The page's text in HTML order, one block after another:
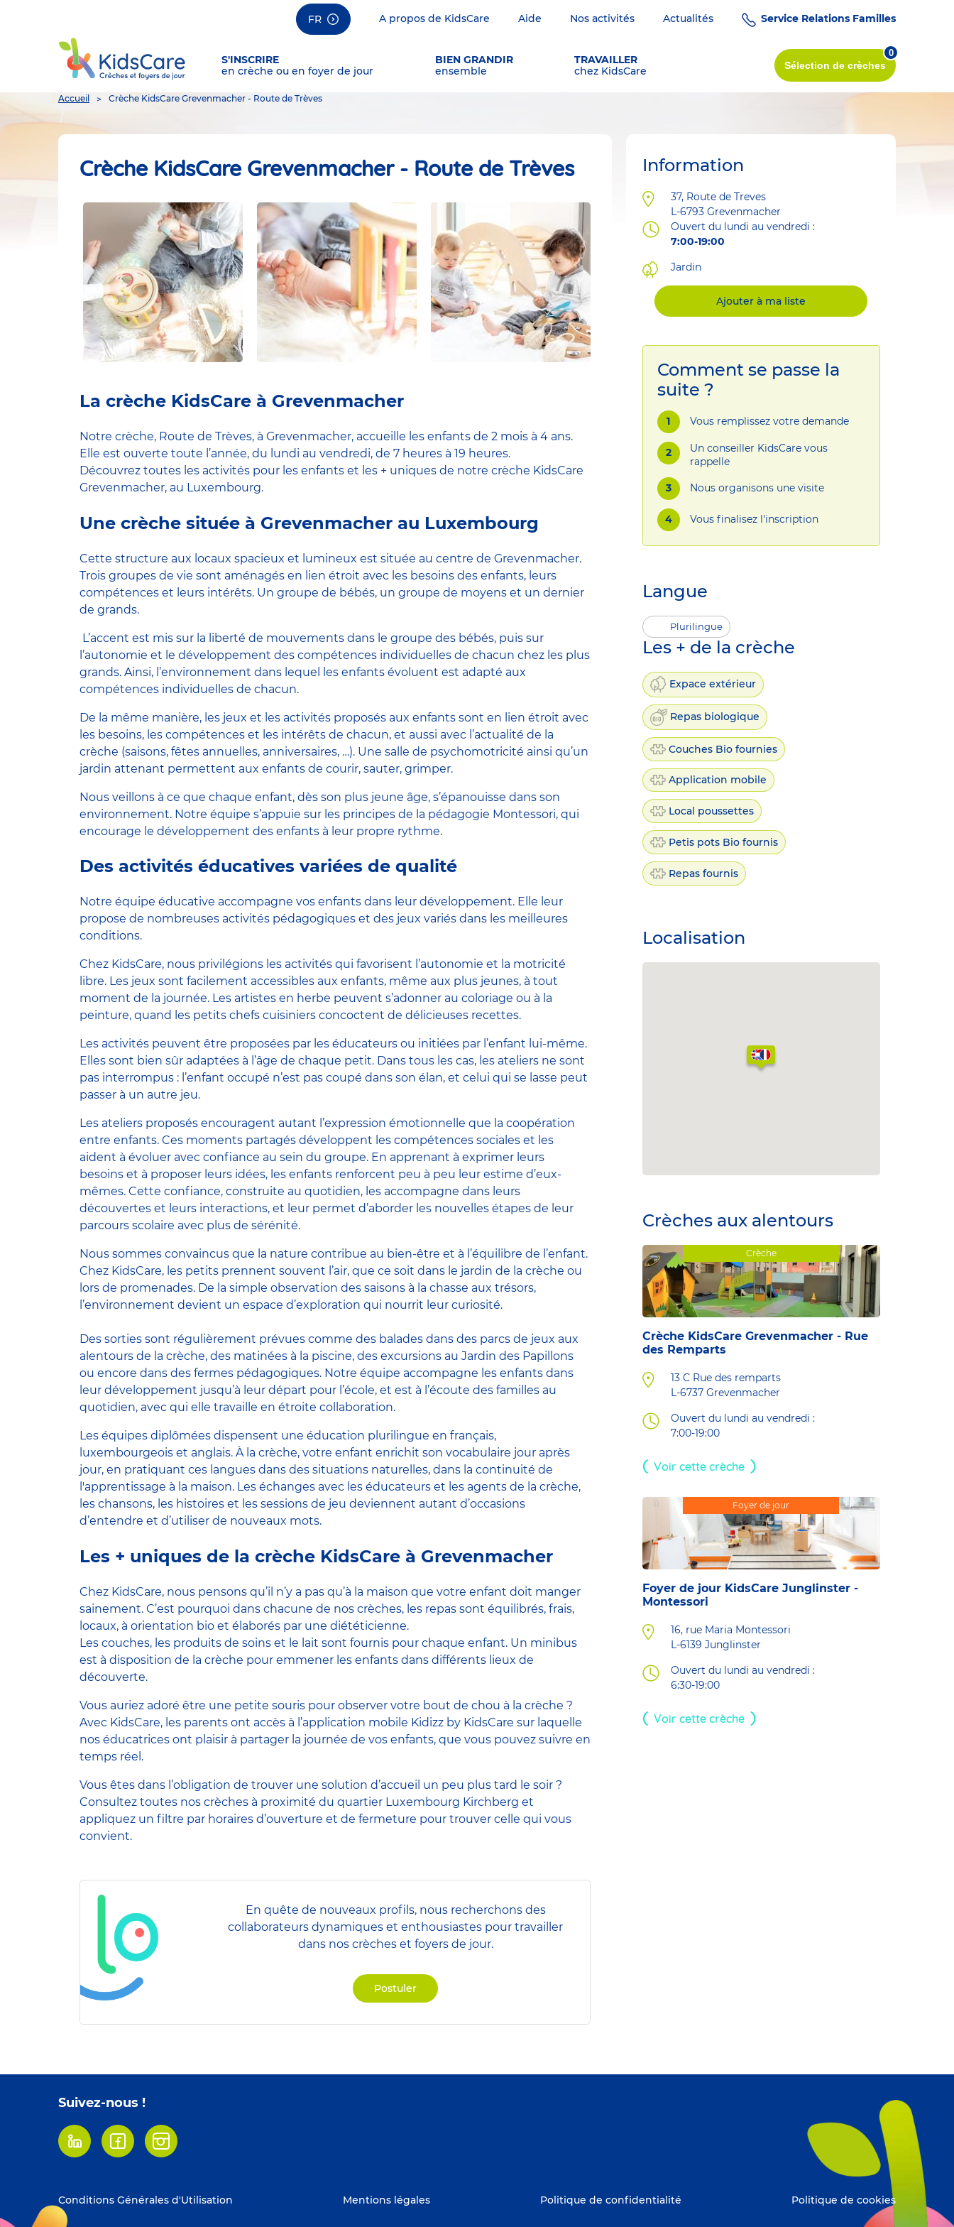
FR A propos de KidsCare Aide Nos activités Actualités Service Relations Familles
S'INSCRIRE
en crèche ou en foyer de jour
BIEN GRANDIR
ensemble
TRAVAILLER
chez KidsCare
Sélection de crèches
0
You
here
Accueil Crèche KidsCare Grevenmacher - Route de Trèves
Crèche KidsCare Grevenmacher - Route de Trèves
La crèche KidsCare à Grevenmacher
Notre crèche, Route de Trèves, à Grevenmacher, accueille les enfants de 2 mois à 4 ans.
Elle est ouverte toute l’année, du lundi au vendredi, de 7 heures à 19 heures.
Découvrez toutes les activités pour les enfants et les + uniques de notre crèche KidsCare
Grevenmacher, au Luxembourg.
Une crèche située à Grevenmacher au Luxembourg
Cette structure aux locaux spacieux et lumineux est située au centre de Grevenmacher.
Trois groupes de vie sont aménagés en lien étroit avec les besoins des enfants, leurs
compétences et leurs intérêts. Un groupe de bébés, un groupe de moyens et un dernier
de grands.
L’accent est mis sur la liberté de mouvements dans le groupe des bébés, puis sur
l’autonomie et le développement des compétences individuelles de chacun chez les plus
grands. Ainsi, l’environnement dans lequel les enfants évoluent est adapté aux
compétences individuelles de chacun.
De la même manière, les jeux et les activités proposés aux enfants sont en lien étroit avec
les besoins, les compétences et les intérêts de chacun, et aussi avec l’actualité de la
crèche (saisons, fêtes annuelles, anniversaires, …). Une salle de psychomotricité ainsi qu’un
jardin attenant permettent aux enfants de courir, sauter, grimper.
Nous veillons à ce que chaque enfant, dès son plus jeune âge, s’épanouisse dans son
environnement. Notre équipe s’appuie sur les principes de la pédagogie Montessori, qui
encourage le développement des enfants à leur propre rythme.
Des activités éducatives variées de qualité
Notre équipe éducative accompagne vos enfants dans leur développement. Elle leur
propose de nombreuses activités pédagogiques et des jeux variés dans les meilleures
conditions.
Chez KidsCare, nous privilégions les activités qui favorisent l’autonomie et la motricité
libre. Les jeux sont facilement accessibles aux enfants, même aux plus jeunes, à tout
moment de la journée. Les artistes en herbe peuvent s’adonner au coloriage ou à la
peinture, quand les petits chefs cuisiniers concoctent de délicieuses recettes.
Les activités peuvent être proposées par les éducateurs ou initiées par l’enfant lui-même.
Elles sont bien sûr adaptées à l’âge de chaque petit. Dans tous les cas, les ateliers ne sont
pas interrompus : l’enfant occupé n’est pas coupé dans son élan, et celui qui se lasse peut
passer à un autre jeu.
Les ateliers proposés encouragent autant l’expression émotionnelle que la coopération
entre enfants. Ces moments partagés développent les compétences sociales et les
aident à évoluer avec confiance au sein du groupe. En apprenant à exprimer leurs
besoins et à proposer leurs idées, les enfants renforcent peu à peu leur estime d’eux-
mêmes. Cette confiance, construite au quotidien, les accompagne dans leurs
découvertes et leurs interactions, et leur permet d’aborder les nouvelles étapes de leur
parcours scolaire avec plus de sérénité.
Nous sommes convaincus que la nature contribue au bien-être et à l’équilibre de l’enfant.
Chez KidsCare, les petits prennent souvent l’air, que ce soit dans le jardin de la crèche ou
lors de promenades. De la simple observation des saisons à la chasse aux trésors,
l’environnement devient un espace d’exploration qui nourrit leur curiosité.
Des sorties sont régulièrement prévues comme des balades dans des parcs de jeux aux
alentours de la crèche, des matinées à la piscine, des excursions au Jardin des Papillons
ou encore dans des fermes pédagogiques. Notre équipe accompagne les enfants dans
leur développement jusqu’à leur départ pour l’école, et est à l’écoute des familles au
quotidien, avec qui elle travaille en étroite collaboration.
Les équipes diplômées dispensent une éducation plurilingue en français,
luxembourgeois et anglais. À la crèche, votre enfant enrichit son vocabulaire jour après
jour, en pratiquant ces langues dans des situations naturelles, dans la continuité de
l'apprentissage à la maison. Les échanges avec les éducateurs et les agents de la crèche,
les chansons, les histoires et les sessions de jeu deviennent autant d’occasions
d’entendre et d’utiliser de nouveaux mots.
Les + uniques de la crèche KidsCare à Grevenmacher
Chez KidsCare, nous pensons qu’il n’y a pas qu’à la maison que votre enfant doit manger
sainement. C’est pourquoi dans chacune de nos crèches, les repas sont équilibrés, frais,
locaux, à orientation bio et élaborés par une diététicienne.
Les couches, les produits de soins et le lait sont fournis pour chaque enfant. Un minibus
est à disposition de la crèche pour emmener les enfants dans différents lieux de
découverte.
Vous auriez adoré être une petite souris pour observer votre bout de chou à la crèche ?
Avec KidsCare, les parents ont accès à l’application mobile Kidizz by KidsCare sur laquelle
nos éducatrices ont plaisir à partager la journée de vos enfants, que vous pouvez suivre en
temps réel.
Vous êtes dans l’obligation de trouver une solution d’accueil un peu plus tard le soir ?
Consultez toutes nos crèches à proximité du quartier Luxembourg Kirchberg et
appliquez un filtre par horaires d’ouverture et de fermeture pour trouver celle qui vous
convient.
En quête de nouveaux profils, nous recherchons des
collaborateurs dynamiques et enthousiastes pour travailler
dans nos crèches et foyers de jour.
Postuler
Information
Adresse
37, Route de Treves
L-6793 Grevenmacher
Ouvert du lundi au vendredi :
7:00-19:00
Jardin
Ajouter à ma liste
Comment se passe la
suite ?
Vous remplissez votre demande
Un conseiller KidsCare vous
rappelle
Nous organisons une visite
Vous finalisez l'inscription
Langue
Plurilingue
Les + de la crèche
Expace extérieur
Repas biologique
Couches Bio fournies
Application mobile
Local poussettes
Petis pots Bio fournis
Repas fournis
Localisation
Crèches aux alentours
Crèche
Crèche KidsCare Grevenmacher - Rue
des Remparts
13 C Rue des remparts
L-6737 Grevenmacher
Ouvert du lundi au vendredi :
7:00-19:00
Voir cette crèche
Foyer de jour
Foyer de jour KidsCare Junglinster -
Montessori
16, rue Maria Montessori
L-6139 Junglinster
Ouvert du lundi au vendredi :
6:30-19:00
Voir cette crèche
Suivez-nous !
LinkedinFacebookInstagram
Footer
menu
Conditions Générales d'Utilisation Mentions légales Politique de confidentialité Politique de cookies